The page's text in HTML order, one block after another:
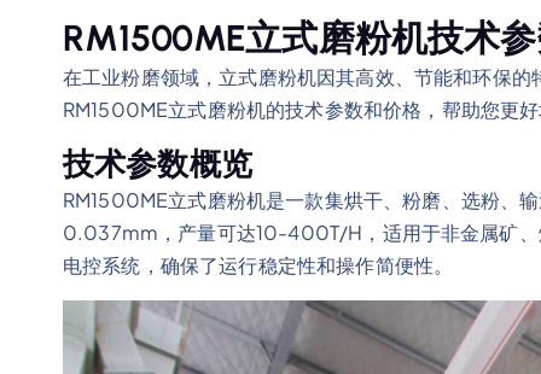
RM1500ME立式磨粉机技术
在工业粉磨领域，立式磨粉机因其高效、节能和环保
RM1500ME立式磨粉机的技术参数和价格，帮助您更
技术参数概览
RM1500ME立式磨粉机是一款集烘干、粉磨、选粉、
0.037mm，产量可达10-400T/H，适用于非金属矿、
电控系统，确保了运行稳定性和操作简便性。